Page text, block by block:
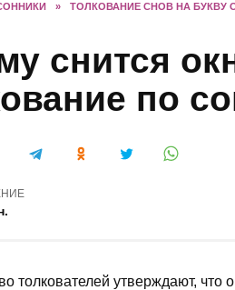
» ТОЛКОВАНИЕ СНОВ НА БУКВУ
снится
по
толкователей утверждают,